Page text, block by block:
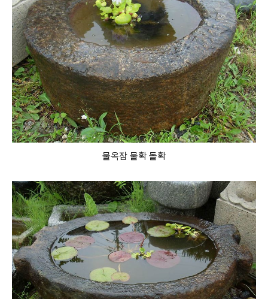
물옥잠 물확 돌확